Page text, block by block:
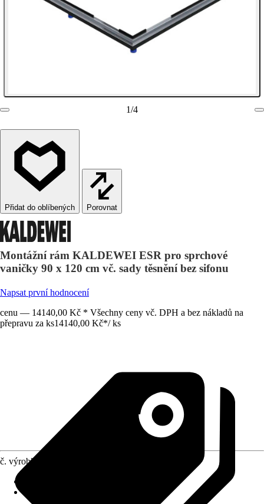
1/4
Porovnat
Montážní rám KALDEWEI ESR pro sprchové
vaničky 90 x 120 cm vč. sady těsnění bez sifonu
Napsat první hodnocení
cenu — 14140,00 Kč * Všechny ceny vč. DPH a bez nákladů na
přepravu za ks14140,00 Kč*/ ks
č. výrobku